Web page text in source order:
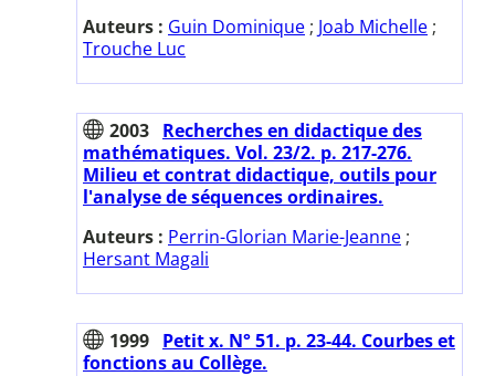
Auteurs : Guin Dominique ; Joab Michelle ;
Trouche Luc
2003 Recherches en didactique des
mathématiques. Vol. 23/2. p. 217-276.
Milieu et contrat didactique, outils pour
l'analyse de séquences ordinaires.
Auteurs : Perrin-Glorian Marie-Jeanne ;
Hersant Magali
1999 Petit x. N° 51. p. 23-44. Courbes et
fonctions au Collège.